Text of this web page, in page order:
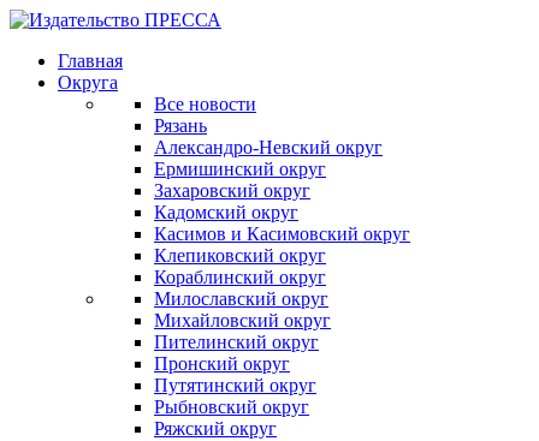
Главная
Округа
Все новости
Рязань
Александро-Невский округ
Ермишинский округ
Захаровский округ
Кадомский округ
Касимов и Касимовский округ
Клепиковский округ
Кораблинский округ
Милославский округ
Михайловский округ
Пителинский округ
Пронский округ
Путятинский округ
Рыбновский округ
Ряжский округ